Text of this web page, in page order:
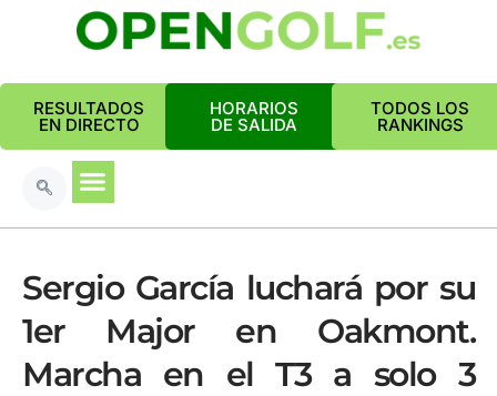
RESULTADOS
EN DIRECTO
HORARIOS
DE SALIDA
TODOS LOS
RANKINGS
Sergio García luchará por su
1er Major en Oakmont.
Marcha en el T3 a solo 3